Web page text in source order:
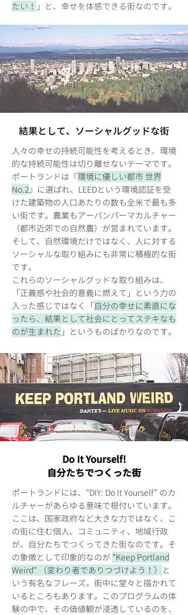
たい！ 」と、幸せを体感できる街なのです。
結果として、ソーシャルグッドな街
人々の幸せの持続可能性を考えるとき、環境
的な持続可能性は切り離せないテーマです。
ポートランドは『環境に優しい都市 世界
No.2』に選ばれ、LEEDという環境認証を受
けた建築物の人口あたりの数も全米で最も多
い街です。農業もアーバンパーマカルチャー
（都市近郊での自然農）が営まれています。
そして、自然環境だけではなく、人に対する
ソーシャルな取り組みにも非常に積極的な街
です。
これらのソーシャルグッドな取り組みは、
「正義感や社会的意義に燃えて」という力の
入った感じではなく「自分の幸せに素直にな
ったら、結果として社会にとってステキなも
のが生まれた 」というものばかりなのです。
Do It Yourself!
自分たちでつくった街
ポートランドには、”DIY: Do It Yourself” のカ
ルチャーがあらゆる意味で根付いています。
ここは、国家政府など大きな力ではなく、こ
の街に住む個人、コミュニティ、地域行政
が、自分たちでつくってきた街なのです。そ
の象徴として印象的なのが ”Keep Portland
Weird” （変わり者でありつづけよう！）
と
いう有名なフレーズ。街中に堂々と描かれて
いるところもあります。このプログラムの体
験の中で、その価値観が浸透しているのを、